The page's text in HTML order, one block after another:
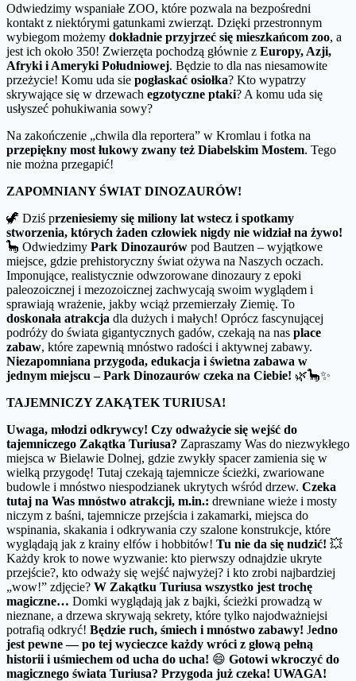
Odwiedzimy wspaniałe ZOO, które pozwala na bezpośredni
kontakt z niektórymi gatunkami zwierząt. Dzięki przestronnym
wybiegom możemy dokładnie przyjrzeć się mieszkańcom zoo, a
jest ich około 350! Zwierzęta pochodzą głównie z Europy, Azji,
Afryki i Ameryki Południowej. Będzie to dla nas niesamowite
przeżycie! Komu uda sie pogłaskać osiołka? Kto wypatrzy
skrywające się w drzewach egzotyczne ptaki? A komu uda się
usłyszeć pohukiwania sowy?
Na zakończenie „chwila dla reportera” w Kromlau i fotka na
przepiękny most łukowy zwany też Diabelskim Mostem. Tego
nie można przegapić!
ZAPOMNIANY ŚWIAT DINOZAURÓW!
🦖 Dziś przeniesiemy się miliony lat wstecz i spotkamy
stworzenia, których żaden człowiek nigdy nie widział na żywo!
🦕 Odwiedzimy Park Dinozaurów pod Bautzen – wyjątkowe
miejsce, gdzie prehistoryczny świat ożywa na Naszych oczach.
Imponujące, realistycznie odwzorowane dinozaury z epoki
paleozoicznej i mezozoicznej zachwycają swoim wyglądem i
sprawiają wrażenie, jakby wciąż przemierzały Ziemię. To
doskonała atrakcja dla dużych i małych! Oprócz fascynującej
podróży do świata gigantycznych gadów, czekają na nas place
zabaw, które zapewnią mnóstwo radości i aktywnej zabawy.
Niezapomniana przygoda, edukacja i świetna zabawa w
jednym miejscu – Park Dinozaurów czeka na Ciebie! 🌿🦕✨
TAJEMNICZY ZAKĄTEK TURIUSA!
Uwaga, młodzi odkrywcy! Czy odważycie się wejść do
tajemniczego Zakątka Turiusa? Zapraszamy Was do niezwykłego
miejsca w Bielawie Dolnej, gdzie zwykły spacer zamienia się w
wielką przygodę! Tutaj czekają tajemnicze ścieżki, zwariowane
budowle i mnóstwo niespodzianek ukrytych wśród drzew. Czeka
tutaj na Was mnóstwo atrakcji, m.in.: drewniane wieże i mosty
niczym z baśni, tajemnicze przejścia i zakamarki, miejsca do
wspinania, skakania i odkrywania czy szalone konstrukcje, które
wyglądają jak z krainy elfów i hobbitów! Tu nie da się nudzić! 💥
Każdy krok to nowe wyzwanie: kto pierwszy odnajdzie ukryte
przejście?, kto odważy się wejść najwyżej? i kto zrobi najbardziej
„wow!” zdjęcie? W Zakątku Turiusa wszystko jest trochę
magiczne… Domki wyglądają jak z bajki, ścieżki prowadzą w
nieznane, a drzewa skrywają sekrety, które tylko najodważniejsi
potrafią odkryć! Będzie ruch, śmiech i mnóstwo zabawy! Jedno
jest pewne — po tej wycieczce każdy wróci z głową pełną
historii i uśmiechem od ucha do ucha! 😄 Gotowi wkroczyć do
magicznego świata Turiusa? Przygoda już czeka! UWAGA!